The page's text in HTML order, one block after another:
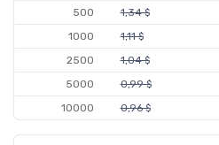
500
1,34 $
1000
1,11 $
2500
1,04 $
5000
0,99 $
10000
0,96 $